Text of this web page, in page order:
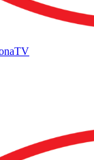
TV